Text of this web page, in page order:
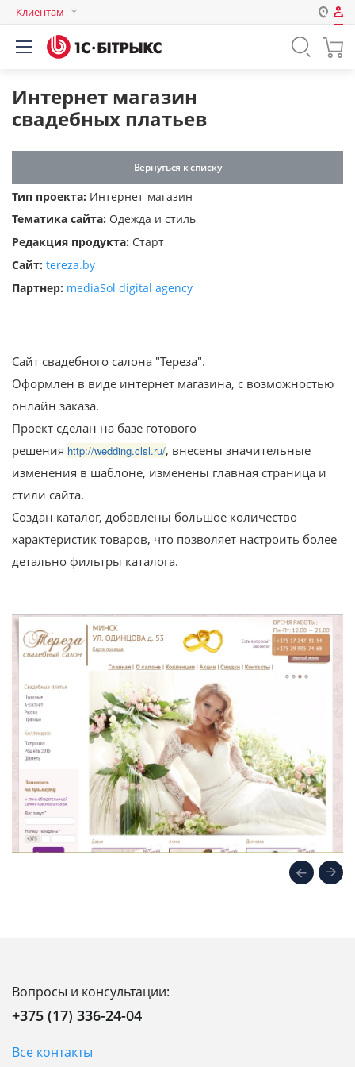
Клиентам
Авторизация
Логин
Пароль
Запомнить меня на этом
компьютере
Интернет магазин
свадебных платьев
Вернуться к списку
Тип проекта: Интернет-магазин
Тематика сайта: Одежда и стиль
Редакция продукта: Старт
Сайт: tereza.by
Партнер: mediaSol digital agency
Сайт свадебного салона "Тереза".
Оформлен в виде интернет магазина, с возможностью
онлайн заказа.
Проект сделан на базе готового
решения http://wedding.clsl.ru/, внесены значительные
изменения в шаблоне, изменены главная страница и
стили сайта.
Создан каталог, добавлены большое количество
характеристик товаров, что позволяет настроить более
детально фильтры каталога.
Вопросы и консультации:
+375 (17) 336-24-04
Все контакты